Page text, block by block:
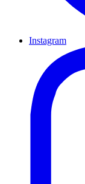
Instagram